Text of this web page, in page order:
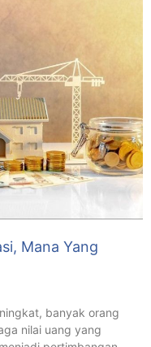
Mana Yang
banyak orang
nilai uang yang